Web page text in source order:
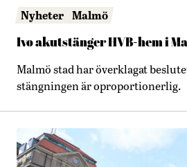
Nyheter Malmö
Ivo akutstänger HVB-hem i
Malmö stad har överklagat
stängningen är oproportionerlig.